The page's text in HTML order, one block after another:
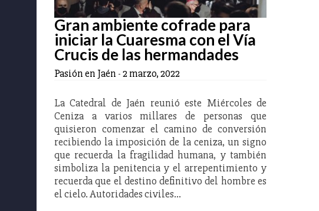
Gran ambiente cofrade para
iniciar la Cuaresma con el Vía
Crucis de las hermandades
Pasión en Jaén -2 marzo, 2022
La Catedral de Jaén reunió este Miércoles de
Ceniza a varios millares de personas que
quisieron comenzar el camino de conversión
recibiendo la imposición de la ceniza, un signo
que recuerda la fragilidad humana, y también
simboliza la penitencia y el arrepentimiento y
recuerda que el destino definitivo del hombre es
el cielo. Autoridades civiles…